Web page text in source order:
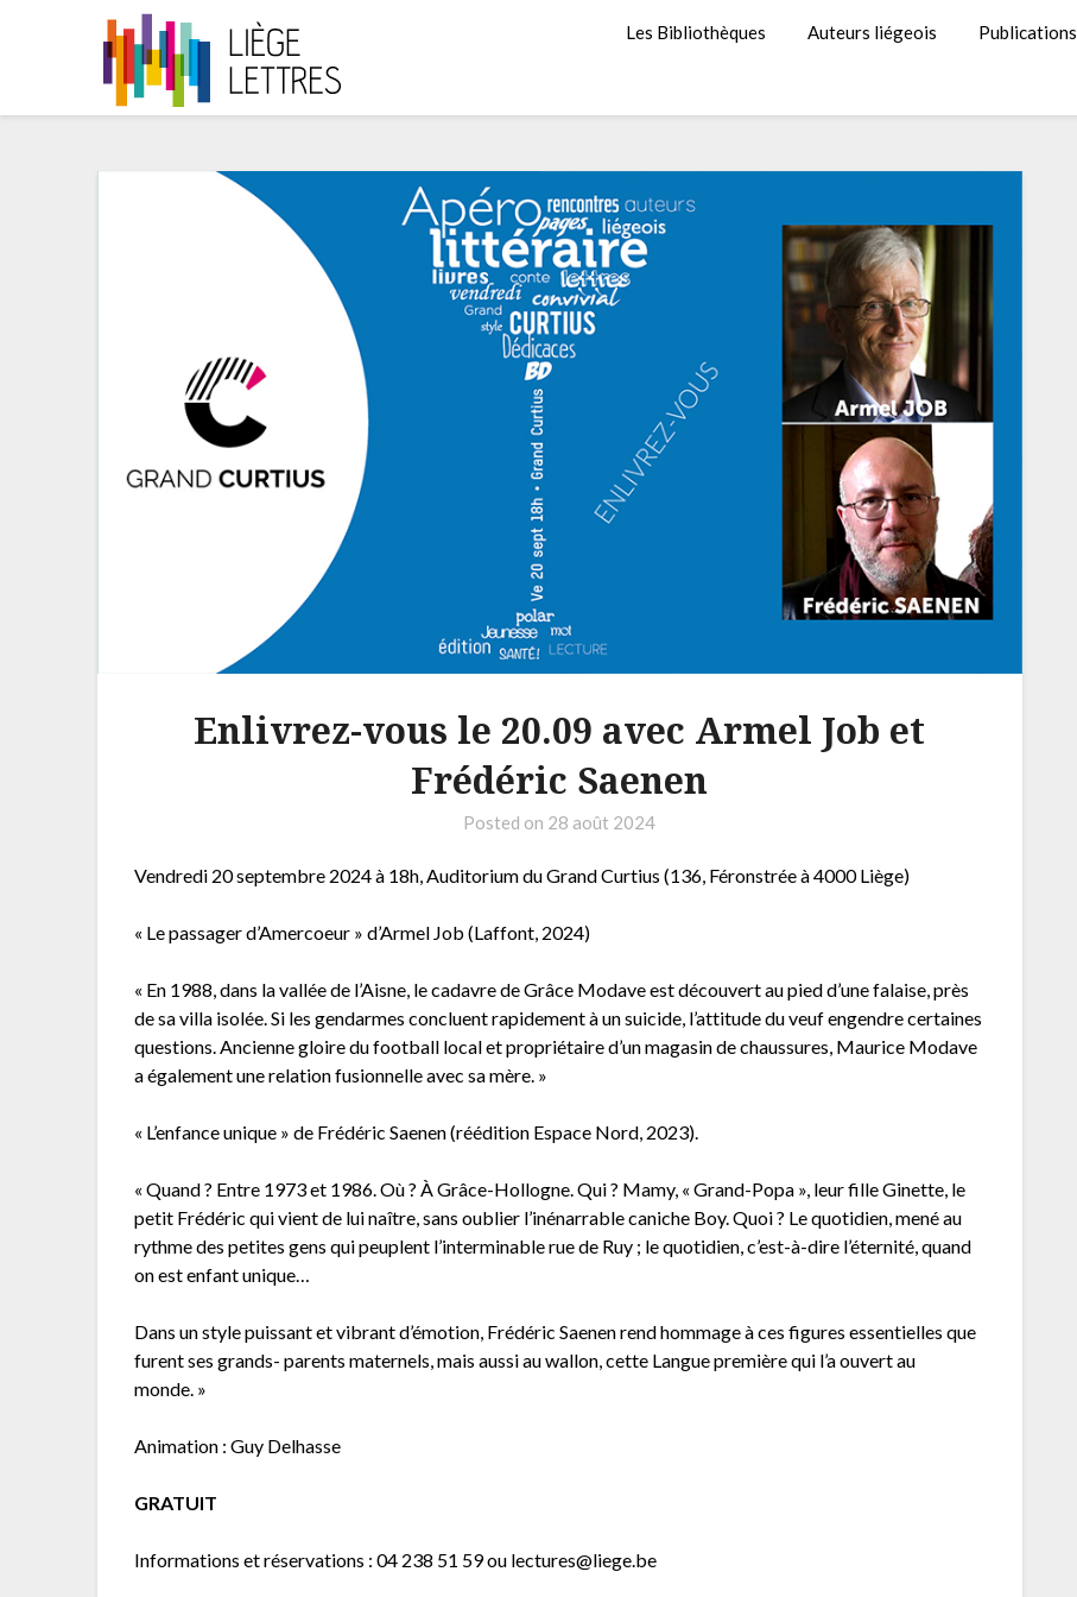
Les Bibliothèques Auteurs liégeois Publications
Enlivrez-vous le 20.09 avec Armel Job et
Frédéric Saenen
Posted on 28 août 2024
Vendredi 20 septembre 2024 à 18h, Auditorium du Grand Curtius (136, Féronstrée à 4000 Liège)
« Le passager d’Amercoeur » d’Armel Job (Laffont, 2024)
« En 1988, dans la vallée de l’Aisne, le cadavre de Grâce Modave est découvert au pied d’une falaise, près
de sa villa isolée. Si les gendarmes concluent rapidement à un suicide, l’attitude du veuf engendre certaines
questions. Ancienne gloire du football local et propriétaire d’un magasin de chaussures, Maurice Modave
a également une relation fusionnelle avec sa mère. »
« L’enfance unique » de Frédéric Saenen (réédition Espace Nord, 2023).
« Quand ? Entre 1973 et 1986. Où ? À Grâce-Hollogne. Qui ? Mamy, « Grand-Popa », leur fille Ginette, le
petit Frédéric qui vient de lui naître, sans oublier l’inénarrable caniche Boy. Quoi ? Le quotidien, mené au
rythme des petites gens qui peuplent l’interminable rue de Ruy ; le quotidien, c’est-à-dire l’éternité, quand
on est enfant unique…
Dans un style puissant et vibrant d’émotion, Frédéric Saenen rend hommage à ces figures essentielles que
furent ses grands- parents maternels, mais aussi au wallon, cette Langue première qui l’a ouvert au
monde. »
Animation : Guy Delhasse
GRATUIT
Informations et réservations : 04 238 51 59 ou lectures@liege.be